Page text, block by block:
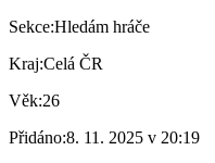
Sekce:Hledám hráče
Kraj:Celá ČR
Věk:26
Přidáno:8. 11. 2025 v 20:19